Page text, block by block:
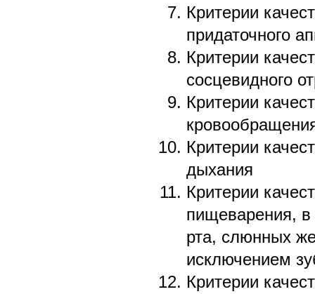
Критерии
придаточного
Критерии
сосцевидного
Критерии
Критерии
дыхания
Критерии
пищеварения, в
рта, слюнных
исключением
Критерии